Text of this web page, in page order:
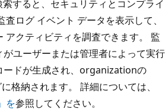
すると、セキュリティとコンプライ
ログ イベント データを表示して、
アクティビティを調査できます。 監
ユーザーまたは管理者によって実行
ードが生成され、organizationの
格納されます。 詳細については、
を参照してください。